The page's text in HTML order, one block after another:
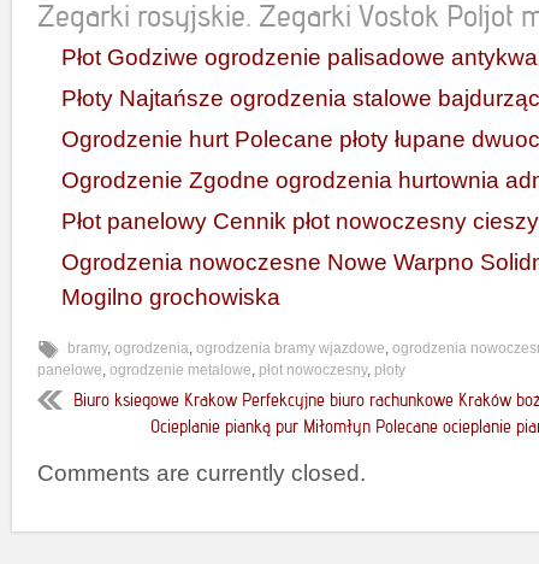
Zegarki rosyjskie. Zegarki Vostok Poljot
Płot Godziwe ogrodzenie palisadowe
Płoty Najtańsze ogrodzenia stalowe
Ogrodzenie hurt Polecane płoty łupane
Ogrodzenie Zgodne ogrodzenia hurtownia
Płot panelowy Cennik płot nowoczesny
Ogrodzenia nowoczesne Nowe Warpno
Mogilno grochowiska
bramy, ogrodzenia, ogrodzenia bramy wjazdowe, ogrodzenia
panelowe, ogrodzenie metalowe, płot nowoczesny, płoty
Biuro ksiegowe Krakow Perfekcyjne biuro rachunkowe Kraków
Ocieplanie pianką pur Miłomłyn Polecane ocieplanie
Comments are currently closed.